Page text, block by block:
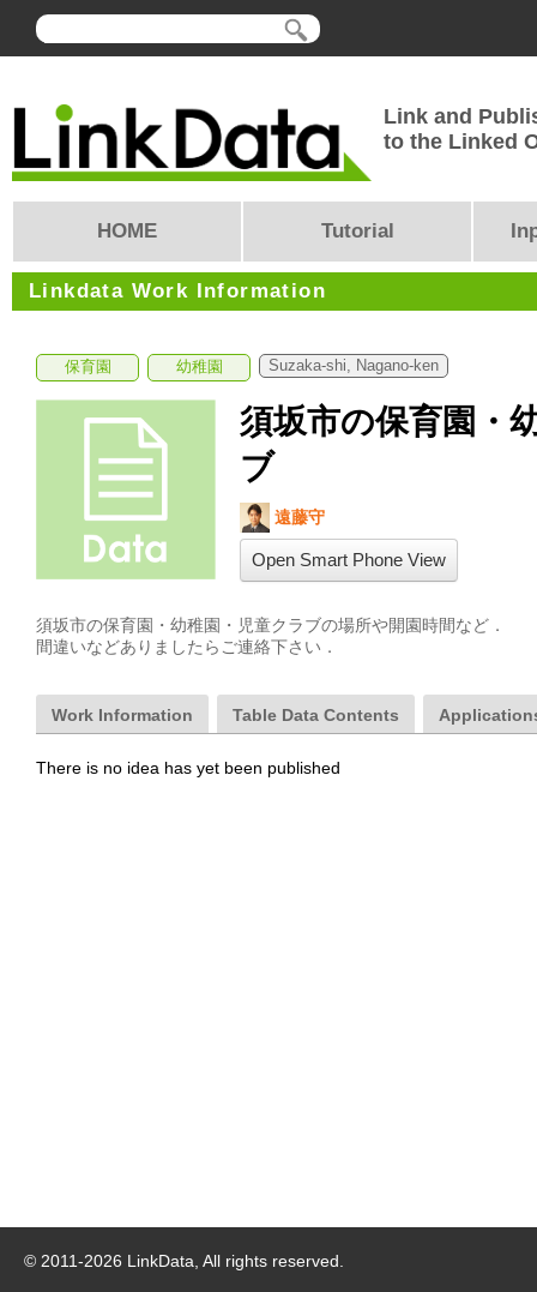
Link and
to the Linked
HOME Tutorial
Linkdata Work Information
保育園 幼稚園 Suzaka-shi, Nagano-ken
須坂市の保育園・
ブ
遠藤守
Open Smart Phone View
須坂市の保育園・幼稚園・児童クラブの場所や開園時間など．
間違いなどありましたらご連絡下さい．
Work Information Table Data Contents
There is no idea has yet been published
© 2011-2026 LinkData, All rights reserved.